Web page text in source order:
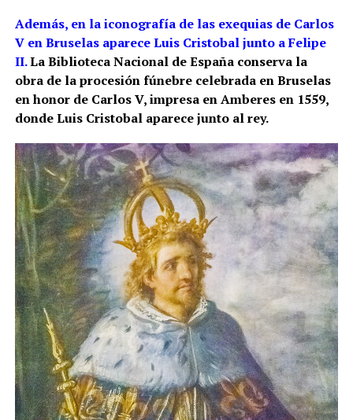
Además, en la iconografía de las exequias de Carlos
V en Bruselas aparece Luis Cristobal junto a Felipe
II.La Biblioteca Nacional de España conserva la
obra de la procesión fúnebre celebrada en Bruselas
en honor de Carlos V, impresa en Amberes en 1559,
donde Luis Cristobal aparece junto al rey.